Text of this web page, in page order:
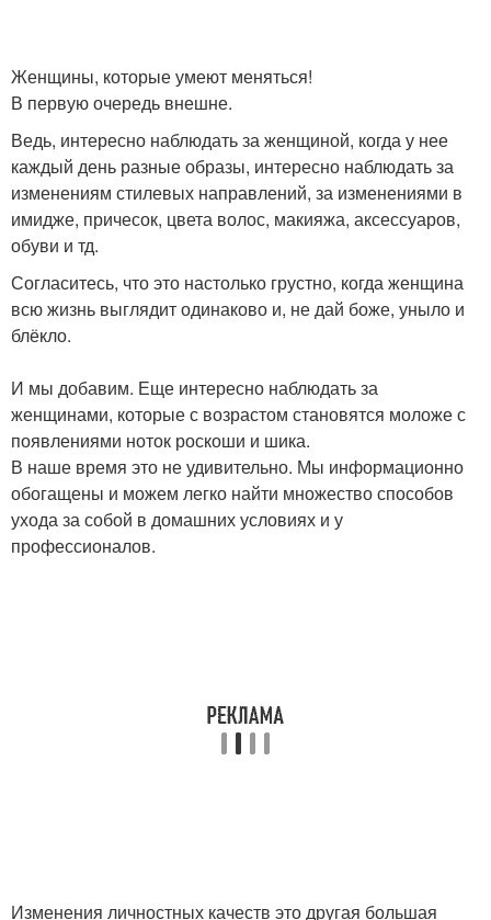
Женщины, которые умеют меняться!
В первую очередь внешне.
Ведь, интересно наблюдать за женщиной, когда у нее
каждый день разные образы, интересно наблюдать за
изменениям стилевых направлений, за изменениями в
имидже, причесок, цвета волос, макияжа, аксессуаров,
обуви и тд.
Согласитесь, что это настолько грустно, когда женщина
всю жизнь выглядит одинаково и, не дай боже, уныло и
блёкло.
И мы добавим. Еще интересно наблюдать за
женщинами, которые с возрастом становятся моложе с
появлениями ноток роскоши и шика.
В наше время это не удивительно. Мы информационно
обогащены и можем легко найти множество способов
ухода за собой в домашних условиях и у
профессионалов.
Изменения личностных качеств это другая большая